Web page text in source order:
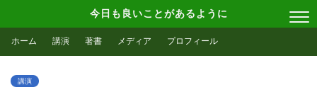
今日も良いことがあるように
ホーム 講演 著書 メディア プロフィール
講演